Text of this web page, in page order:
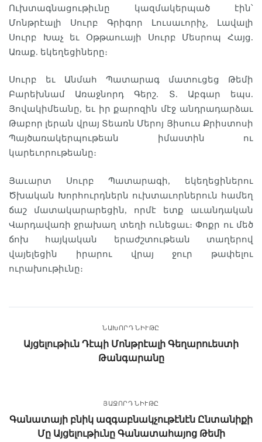
Ուխտագնացութիւնը կազմակերպած էին՝
Մոնթրէալի Սուրբ Գրիգոր Լուսաւորիչ, Լավալի
Սուրբ Խաչ եւ Օթթաուայի Սուրբ Մեսրոպ Հայց.
Առաք. եկեղեցիները։
Սուրբ եւ Անմահ Պատարագ մատուցեց Թեմի
Բարեխնամ Առաջնորդ Գերշ. Տ. Աբգար եպս.
Յովակիմեանը, եւ իր քարոզին մէջ անդրադարձաւ
Թաբոր լերան վրայ Տեառն Մերոյ Յիսուս Քրիստոսի
Պայծառակերպութեան իմաստին ու
կարեւորութեանը։
Յաւարտ Սուրբ Պատարագի, եկեղեցիներու
Ծխական Խորհուրդներն ուխտաւորներուն համեղ
ճաշ մատակարարեցին, որմէ ետք աւանդական
Վարդավառի ջրախաղ տեղի ունեցաւ։ Փոքր ու մեծ
ճոխ հայկական երաժշտութեան տաղերով
վայելեցին իրարու վրայ ջուր թափելու
ուրախութիւնը։
ՆԱԽՈՐԴ ՆԻՒԹԸ
Այցելութիւն Դէպի Մոնթրէալի Գեղարուեստի
Թանգարանը
ՅԱՋՈՐԴ ՆԻՒԹԸ
Գանատայի բնիկ ազգաբնակչութէնէն Ընտանիքի
Մը Այցելութիւնը Գանատահայոց Թեմի